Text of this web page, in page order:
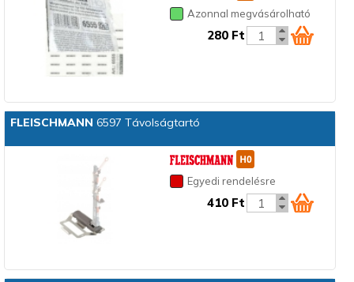
Azonnal megvásárolható
280 Ft
FLEISCHMANN 6597 Távolságtartó
Egyedi rendelésre
410 Ft